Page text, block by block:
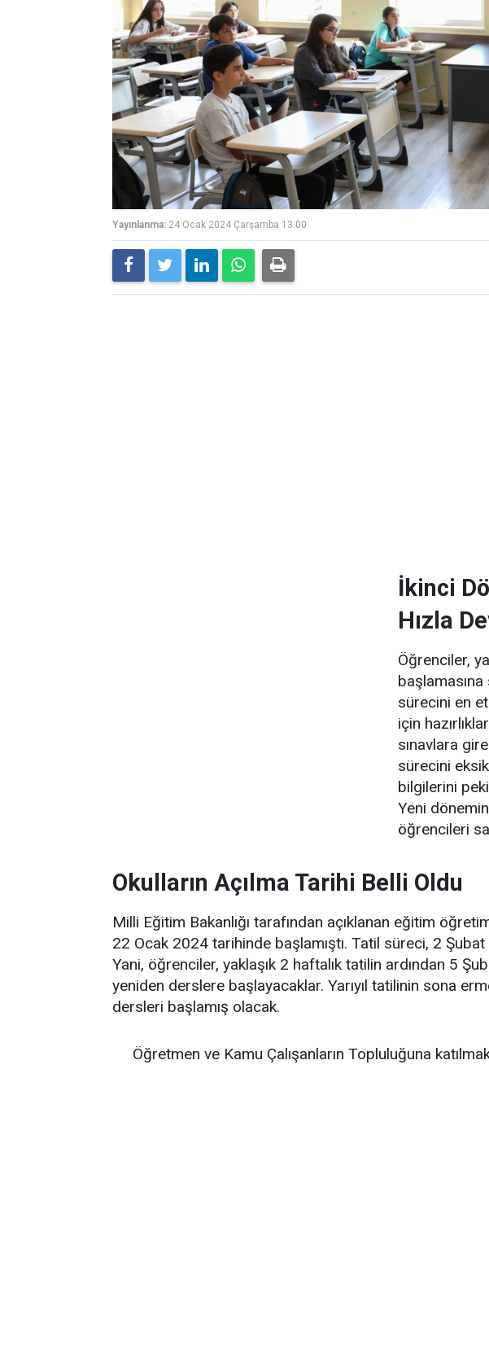
Yayınlanma: 24 Ocak 2024 Çarşamba 13:00
İkinci
Hızla
Öğrenciler,
başlamasına
sürecini en
için
sınavlara
sürecini
bilgilerini
Yeni dönemin
öğrencileri
Okulların Açılma Tarihi Belli Oldu
Milli Eğitim Bakanlığı tarafından açıklanan eğitim
22 Ocak 2024 tarihinde başlamıştı. Tatil süreci, 2
Yani, öğrenciler, yaklaşık 2 haftalık tatilin ardından 5
yeniden derslere başlayacaklar. Yarıyıl tatilinin sona
dersleri başlamış olacak.
Öğretmen ve Kamu Çalışanların Topluluğuna